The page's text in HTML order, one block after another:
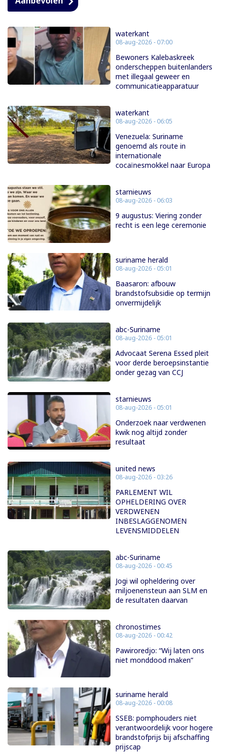
waterkant
08-aug-2026 - 07:00
Bewoners Kalebaskreek
onderscheppen buitenlanders
met illegaal geweer en
communicatieapparatuur
waterkant
08-aug-2026 - 06:05
Venezuela: Suriname
genoemd als route in
internationale
cocaïnesmokkel naar Europa
starnieuws
08-aug-2026 - 06:03
9 augustus: Viering zonder
recht is een lege ceremonie
suriname herald
08-aug-2026 - 05:01
Baasaron: afbouw
brandstofsubsidie op termijn
onvermijdelijk
abc-Suriname
08-aug-2026 - 05:01
Advocaat Serena Essed pleit
voor derde beroepsinstantie
onder gezag van CCJ
starnieuws
08-aug-2026 - 05:01
Onderzoek naar verdwenen
kwik nog altijd zonder
resultaat
united news
08-aug-2026 - 03:26
PARLEMENT WIL
OPHELDERING OVER
VERDWENEN
INBESLAGGENOMEN
LEVENSMIDDELEN
abc-Suriname
08-aug-2026 - 00:45
Jogi wil opheldering over
miljoenensteun aan SLM en
de resultaten daarvan
chronostimes
08-aug-2026 - 00:42
Pawiroredjo: “Wij laten ons
niet monddood maken”
suriname herald
08-aug-2026 - 00:08
SSEB: pomphouders niet
verantwoordelijk voor hogere
brandstofprijs bij afschaffing
prijscap